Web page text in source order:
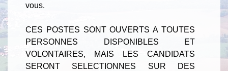
vous.
CES POSTES SONT OUVERTS A TOUTES
PERSONNES DISPONIBLES ET
VOLONTAIRES, MAIS LES CANDIDATS
SERONT SELECTIONNES SUR DES